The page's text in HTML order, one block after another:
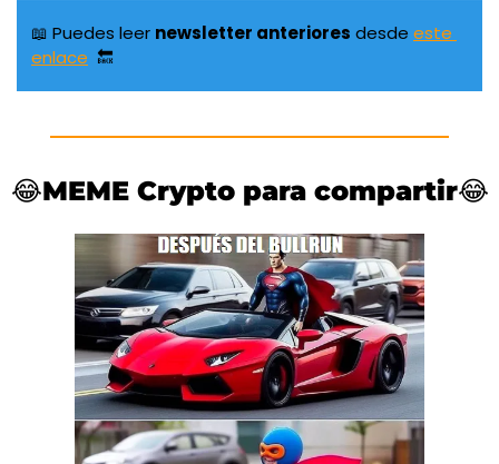
📖 Puedes leer newsletter anteriores desde este
enlace 🔙
😂MEME Crypto para compartir😂